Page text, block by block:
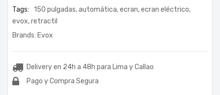
Tags:
150 pulgadas,automática,ecran,ecran eléctrico,
evox,retractil
Brands: Evox
Delivery en 24h a 48h para Lima y Callao
Pago y Compra Segura